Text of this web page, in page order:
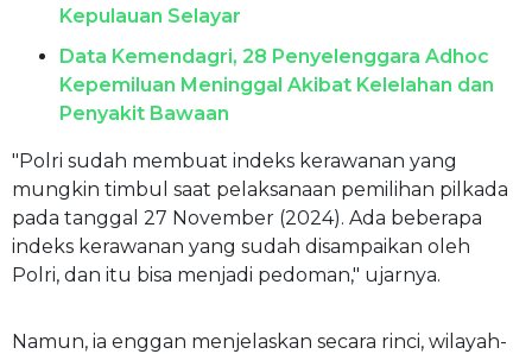
Kepulauan Selayar
Data Kemendagri, 28 Penyelenggara Adhoc
Kepemiluan Meninggal Akibat Kelelahan dan
Penyakit Bawaan
"Polri sudah membuat indeks kerawanan yang
mungkin timbul saat pelaksanaan pemilihan pilkada
pada tanggal 27 November (2024). Ada beberapa
indeks kerawanan yang sudah disampaikan oleh
Polri, dan itu bisa menjadi pedoman," ujarnya.
Namun, ia enggan menjelaskan secara rinci, wilayah-